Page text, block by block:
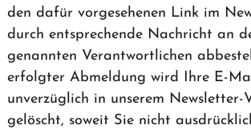
den dafür vorgesehenen Link im
durch entsprechende Nachricht an
genannten Verantwortlichen
erfolgter Abmeldung wird Ihre E-
unverzüglich in unserem Newsletter-
gelöscht, soweit Sie nicht